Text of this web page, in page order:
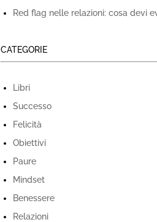
Red flag nelle relazioni: cosa devi
CATEGORIE
Libri
Successo
Felicità
Obiettivi
Paure
Mindset
Benessere
Relazioni